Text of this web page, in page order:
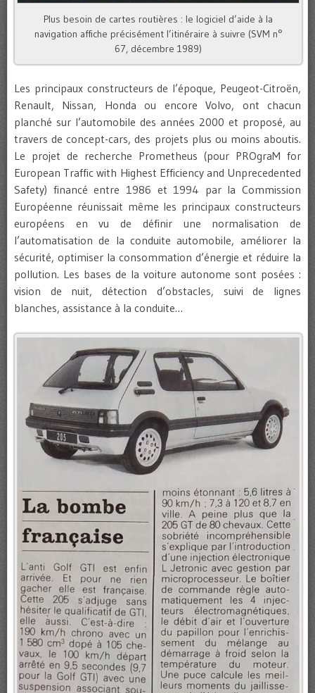
Plus besoin de cartes routières : le logiciel d’aide à la
navigation affiche précisément l’itinéraire à suivre (SVM n°
67, décembre 1989)
Les principaux constructeurs de l’époque, Peugeot-Citroën,
Renault, Nissan, Honda ou encore Volvo, ont chacun
planché sur l’automobile des années 2000 et proposé, au
travers de concept-cars, des projets plus ou moins aboutis.
Le projet de recherche Prometheus (pour PROgraM for
European Traffic with Highest Efficiency and Unprecedented
Safety) financé entre 1986 et 1994 par la Commission
Européenne réunissait même les principaux constructeurs
européens en vu de définir une normalisation de
l’automatisation de la conduite automobile, améliorer la
sécurité, optimiser la consommation d’énergie et réduire la
pollution. Les bases de la voiture autonome sont posées :
vision de nuit, détection d’obstacles, suivi de lignes
blanches, assistance à la conduite…